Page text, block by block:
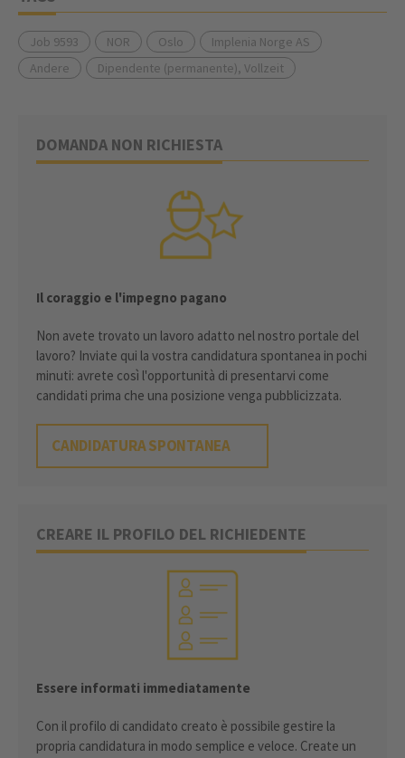
Job 9593 NOR Oslo
Implenia Norge AS
Andere
Dipendente (permanente), Vollzeit
DOMANDA NON RICHIESTA
Il coraggio e l'impegno pagano
Non avete trovato un lavoro adatto nel nostro portale del
lavoro? Inviate qui la vostra candidatura spontanea in pochi
minuti: avrete così l'opportunità di presentarvi come
candidati prima che una posizione venga pubblicizzata.
CANDIDATURA SPONTANEA
CREARE IL PROFILO DEL RICHIEDENTE
Essere informati immediatamente
Con il profilo di candidato creato è possibile gestire la
propria candidatura in modo semplice e veloce. Create un